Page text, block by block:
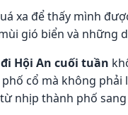
xa để thấy mình
gió biển và những
Hội An cuối tuần
cổ mà không
nhịp thành phố